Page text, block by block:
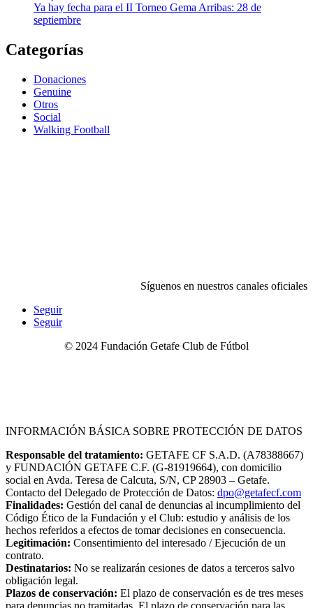
Ya hay fecha para el II Torneo Gema Arribas: 28 de
septiembre
Categorías
Donaciones
Genuine
Otros
Social
Walking Football
Síguenos en nuestros canales oficiales
Seguir
Seguir
© 2024 Fundación Getafe Club de Fútbol
INFORMACIÓN BÁSICA SOBRE PROTECCIÓN DE DATOS
Responsable del tratamiento: GETAFE CF S.A.D. (A78388667)
y FUNDACIÓN GETAFE C.F. (G-81919664), con domicilio
social en Avda. Teresa de Calcuta, S/N, CP 28903 – Getafe.
Contacto del Delegado de Protección de Datos: dpo@getafecf.com
Finalidades: Gestión del canal de denuncias al incumplimiento del
Código Ético de la Fundación y el Club: estudio y análisis de los
hechos referidos a efectos de tomar decisiones en consecuencia.
Legitimación: Consentimiento del interesado / Ejecución de un
contrato.
Destinatarios: No se realizarán cesiones de datos a terceros salvo
obligación legal.
Plazos de conservación: El plazo de conservación es de tres meses
para denuncias no tramitadas. El plazo de conservación para las